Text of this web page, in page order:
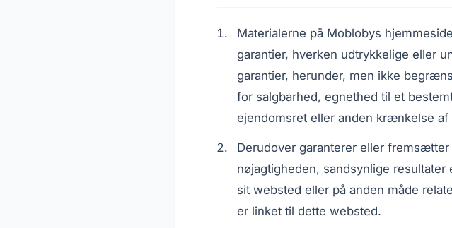
Materialerne på Moblobys
garantier, hverken udtrykkelige eller
garantier, herunder, men ikke
for salgbarhed, egnethed til et
ejendomsret eller anden krænkelse af
Derudover garanterer eller
nøjagtigheden, sandsynlige
sit websted eller på anden måde
er linket til dette websted.